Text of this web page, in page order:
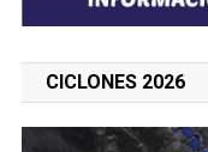
CICLONES 2026